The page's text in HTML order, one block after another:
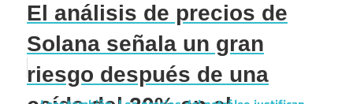
El análisis de precios de
Solana señala un gran
riesgo después de una